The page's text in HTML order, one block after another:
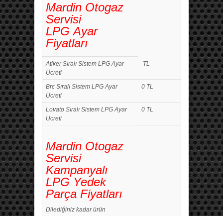
Mardin Otogaz
Servisi
LPG Ayar
Fiyatları
Atiker Sıralı Sistem LPG Ayar
Ücreti
TL
Brc Sıralı Sistem LPG Ayar
Ücreti
0 TL
Lovato Sıralı Sistem LPG Ayar
Ücreti
0 TL
Mardin Otogaz
Servisi
Kampanyalı
LPG Yedek
Parça Fiyatları
Dilediğiniz kadar ürün